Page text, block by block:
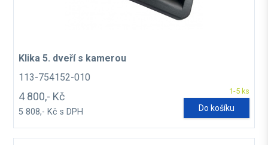
Klika 5. dveří s kamerou
113-754152-010
1-5 ks
4 800,- Kč
5 808,- Kč s DPH Do košíku